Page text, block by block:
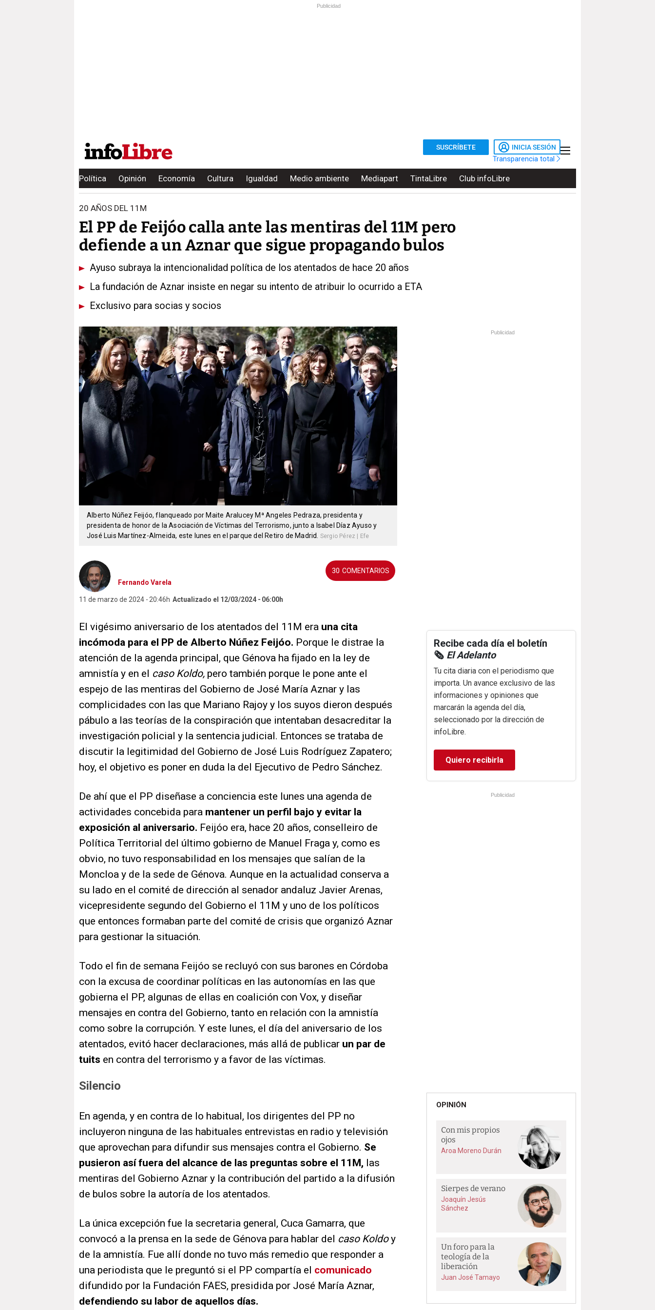
Publicidad
SUSCRÍBETE INICIA SESIÓN
Transparencia total
Política Opinión Economía Cultura Igualdad Medio ambiente Mediapart TintaLibre Club infoLibre
20 AÑOS DEL 11M
El PP de Feijóo calla ante las mentiras del 11M pero
defiende a un Aznar que sigue propagando bulos
Ayuso subraya la intencionalidad política de los atentados de hace 20 años
La fundación de Aznar insiste en negar su intento de atribuir lo ocurrido a ETA
Exclusivo para socias y socios
Alberto Núñez Feijóo, flanqueado por Maite Aralucey Mª Angeles Pedraza, presidenta y
presidenta de honor de la Asociación de Víctimas del Terrorismo, junto a Isabel Díaz Ayuso y
José Luis Martínez-Almeida, este lunes en el parque del Retiro de Madrid. Sergio Pérez | Efe
Fernando Varela
11 de marzo de 2024 20:46h Actualizado el 12/03/2024 06:00h
30
El vigésimo aniversario de los atentados del 11M era una cita
incómoda para el PP de Alberto Núñez Feijóo. Porque le distrae la
atención de la agenda principal, que Génova ha fijado en la ley de
amnistía y en el caso Koldo, pero también porque le pone ante el
espejo de las mentiras del Gobierno de José María Aznar y las
complicidades con las que Mariano Rajoy y los suyos dieron después
pábulo a las teorías de la conspiración que intentaban desacreditar la
investigación policial y la sentencia judicial. Entonces se trataba de
discutir la legitimidad del Gobierno de José Luis Rodríguez Zapatero;
hoy, el objetivo es poner en duda la del Ejecutivo de Pedro Sánchez.
De ahí que el PP diseñase a conciencia este lunes una agenda de
actividades concebida para mantener un perfil bajo y evitar la
exposición al aniversario. Feijóo era, hace 20 años, conselleiro de
Política Territorial del último gobierno de Manuel Fraga y, como es
obvio, no tuvo responsabilidad en los mensajes que salían de la
Moncloa y de la sede de Génova. Aunque en la actualidad conserva a
su lado en el comité de dirección al senador andaluz Javier Arenas,
vicepresidente segundo del Gobierno el 11M y uno de los políticos
que entonces formaban parte del comité de crisis que organizó Aznar
para gestionar la situación.
Todo el fin de semana Feijóo se recluyó con sus barones en Córdoba
con la excusa de coordinar políticas en las autonomías en las que
gobierna el PP, algunas de ellas en coalición con Vox, y diseñar
mensajes en contra del Gobierno, tanto en relación con la amnistía
como sobre la corrupción. Y este lunes, el día del aniversario de los
atentados, evitó hacer declaraciones, más allá de publicar un par de
tuits en contra del terrorismo y a favor de las víctimas.
Silencio
En agenda, y en contra de lo habitual, los dirigentes del PP no
incluyeron ninguna de las habituales entrevistas en radio y televisión
que aprovechan para difundir sus mensajes contra el Gobierno. Se
pusieron así fuera del alcance de las preguntas sobre el 11M, las
mentiras del Gobierno Aznar y la contribución del partido a la difusión
de bulos sobre la autoría de los atentados.
La única excepción fue la secretaria general, Cuca Gamarra, que
convocó a la prensa en la sede de Génova para hablar del caso Koldoy
de la amnistía. Fue allí donde no tuvo más remedio que responder a
una periodista que le preguntó si el PP compartía el comunicado
difundido por la Fundación FAES, presidida por José María Aznar,
defendiendo su labor de aquellos días.
Publicidad
Recibe cada día el boletín
🗞️ El Adelanto
Tu cita diaria con el periodismo que
importa. Un avance exclusivo de las
informaciones y opiniones que
marcarán la agenda del día,
seleccionado por la dirección de
infoLibre.
Quiero recibirla
Publicidad
OPINIÓN
Con mis propios
ojos
Aroa Moreno Durán
Sierpes de verano
Joaquín Jesús
Sánchez
Un foro para la
teología de la
liberación
Juan José Tamayo